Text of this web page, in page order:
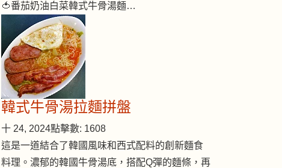
🍅番茄奶油白菜韓式牛骨湯麵…
韓式牛骨湯拉麵拼盤
十 24, 2024點擊數: 1608
這是一道結合了韓國風味和西式配料的創新麵食
料理。濃郁的韓國牛骨湯底，搭配Q彈的麵條，再